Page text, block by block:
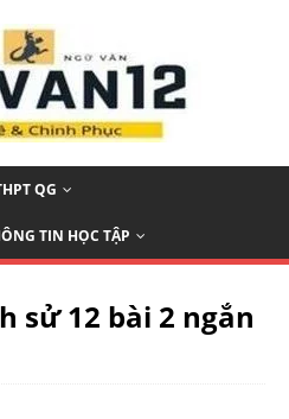
QG
TIN HỌC TẬP
sử 12 bài 2 ngắn